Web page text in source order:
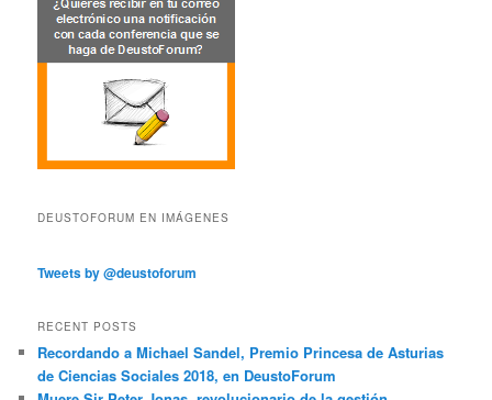
DEUSTOFORUM EN IMÁGENES
Tweets by @deustoforum
RECENT POSTS
Recordando a Michael Sandel, Premio Princesa de Asturias
de Ciencias Sociales 2018, en DeustoForum